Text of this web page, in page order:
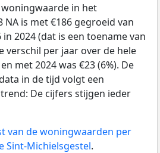
woningwaarde in het
NA is met €186 gegroeid van
2024 (dat is een toename van
verschil per jaar over de hele
met 2024 was €23 (6%). De
in de tijd volgt een
De cijfers stijgen ieder
van de woningwaarden per
Sint-Michielsgestel.